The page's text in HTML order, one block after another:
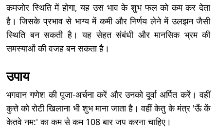
कमजोर स्थिति में होगा, यह उस भाव के शुभ फल को कम कर देता
है। जिसके प्रभाव से भाग्य में कमी और निर्णय लेने में उलझन जैसी
स्थिति बन सकती है। यह सेहत संबंधी और मानसिक भ्रम की
समस्याओं की वजह बन सकता है।
उपाय
भगवान गणेश की पूजा-अर्चना करें और उनको दूर्वा अर्पित करें। वहीं
कुत्ते को रोटी खिलाना भी शुभ माना जाता है। वहीं केतु के मंत्र 'ऊँ कें
केतवे नम:' का कम से कम 108 बार जप करना चाहिए।